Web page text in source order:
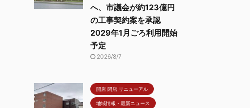
へ、市議会が約123億円
の工事契約案を承認
2029年1月ごろ利用開始
予定
2026/8/7
開店 閉店 リニューアル
地域情報・最新ニュース